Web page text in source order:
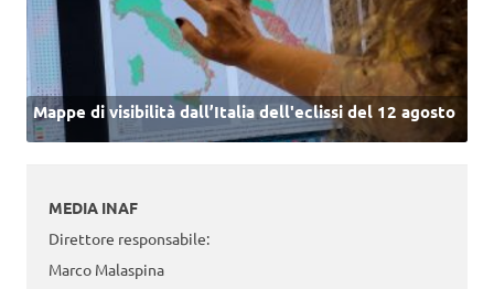
Mappe di visibilità dall’Italia dell'eclissi del 12 agosto
MEDIA INAF
Direttore responsabile:
Marco Malaspina